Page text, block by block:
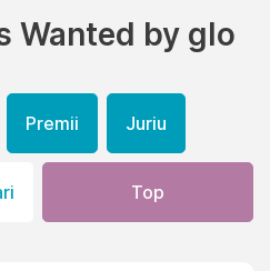
Wanted by glo
Premii Juriu
Top